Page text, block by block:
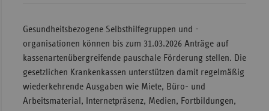
Gesundheitsbezogene Selbsthilfegruppen und -
organisationen können bis zum 31.03.2026 Anträge auf
kassenartenübergreifende pauschale Förderung stellen. Die
gesetzlichen Krankenkassen unterstützen damit regelmäßig
wiederkehrende Ausgaben wie Miete, Büro- und
Arbeitsmaterial, Internetpräsenz, Medien, Fortbildungen,